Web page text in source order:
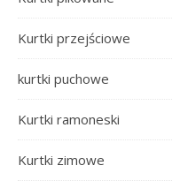
Kurtki przejściowe
kurtki puchowe
Kurtki ramoneski
Kurtki zimowe